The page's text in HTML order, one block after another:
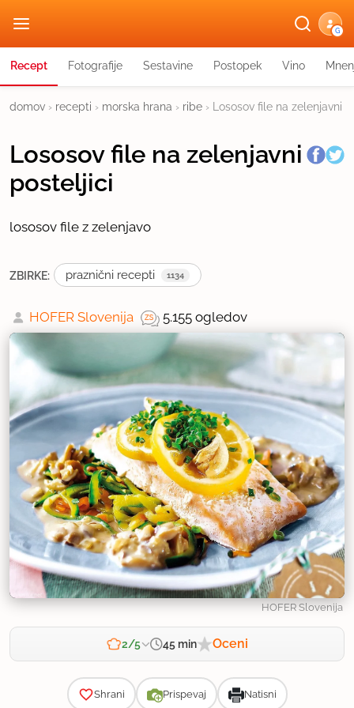
G
Recept Fotografije Sestavine Postopek Vino
domov › recepti › morska hrana › ribe › Lososov file na zelenjavni
Lososov file na zelenjavni
posteljici
lososov file z zelenjavo
ZBIRKE: praznični recepti 1134
HOFER Slovenija 5.155 ogledov
HOFER Slovenija
2/5 45 min Oceni
Shrani Prispevaj Natisni